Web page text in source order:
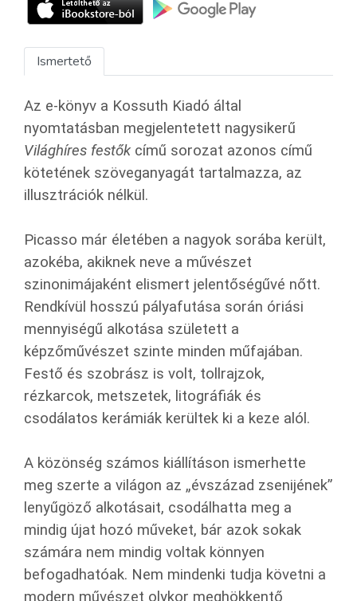
Ismertető
Az e-könyv a Kossuth Kiadó által
nyomtatásban megjelentetett nagysikerű
Világhíres festőkcímű sorozat azonos című
kötetének szöveganyagát tartalmazza, az
illusztrációk nélkül.
Picasso már életében a nagyok sorába került,
azokéba, akiknek neve a művészet
szinonimájaként elismert jelentőségűvé nőtt.
Rendkívül hosszú pályafutása során óriási
mennyiségű alkotása született a
képzőművészet szinte minden műfajában.
Festő és szobrász is volt, tollrajzok,
rézkarcok, metszetek, litográfiák és
csodálatos kerámiák kerültek ki a keze alól.
A közönség számos kiállításon ismerhette
meg szerte a világon az „évszázad zsenijének”
lenyűgöző alkotásait, csodálhatta meg a
mindig újat hozó műveket, bár azok sokak
számára nem mindig voltak könnyen
befogadhatóak. Nem mindenki tudja követni a
modern művészet olykor meghökkentő